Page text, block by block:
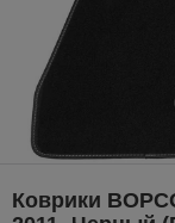
Коврики